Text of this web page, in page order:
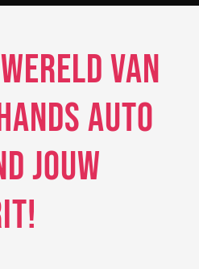
van
Auto
Jouw